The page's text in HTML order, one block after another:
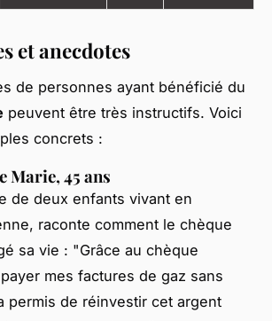
et anecdotes
de personnes ayant bénéficié du
peuvent être très instructifs. Voici
concrets :
Marie, 45 ans
de deux enfants vivant en
raconte comment le chèque
sa vie : "Grâce au chèque
mes factures de gaz sans
permis de réinvestir cet argent